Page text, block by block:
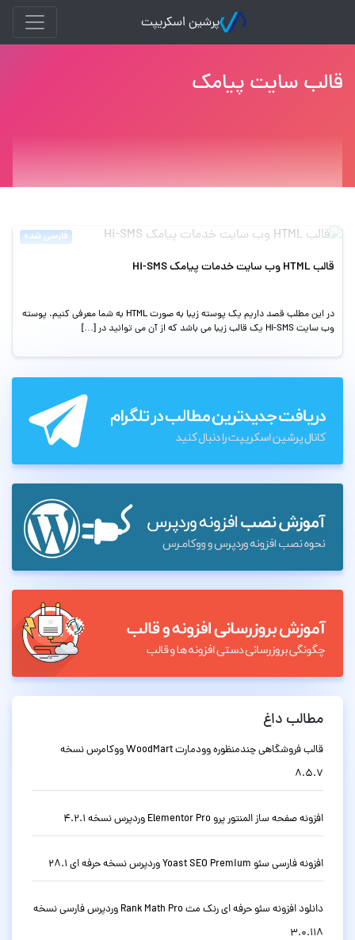
پرشین اسکریپت
قالب سایت پیامک
فارسی شده
قالب HTML وب سایت خدمات پیامک Hi-SMS
در این مطلب قصد داریم یک پوسته زیبا به صورت HTML به شما معرفی کنیم. پوسته
وب سایت Hi-SMS یک قالب زیبا می باشد که از آن می توانید در […]
مطالب داغ
قالب فروشگاهی چندمنظوره وودمارت WoodMart ووکامرس نسخه
8.5.7
افزونه صفحه ساز المنتور پرو Elementor Pro وردپرس نسخه 4.2.1
افزونه فارسی سئو Yoast SEO Premium وردپرس نسخه حرفه ای 28.1
دانلود افزونه سئو حرفه ای رنک مث Rank Math Pro وردپرس فارسی نسخه
3.0.118